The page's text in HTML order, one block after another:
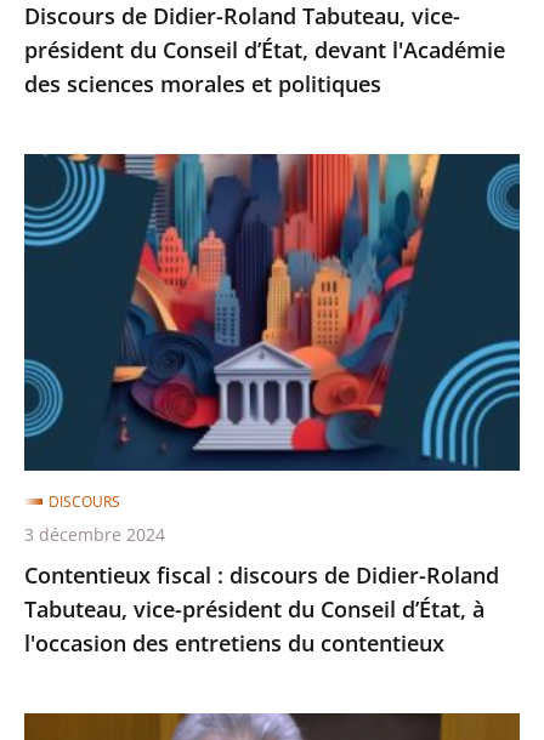
des
sciences
morales
politiques
Discours de Didier-Roland Tabuteau, vice-
président du Conseil d’État, devant l'Académie
des sciences morales et politiques
Contentieux
fiscal
:
Roland
Tabuteau,
vice-
président
du
Conseil
d’État,
à
l'occasion
entretiens
Contentieux fiscal : discours de Didier-Roland
Tabuteau, vice-président du Conseil d’État, à
l'occasion des entretiens du contentieux
DISCOURS
3 décembre 2024